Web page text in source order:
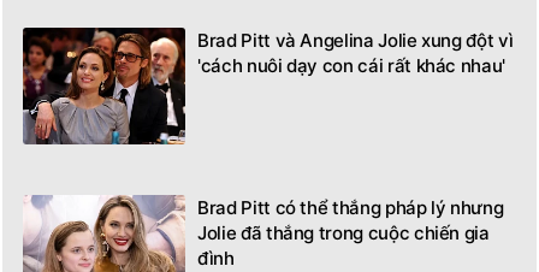
Brad Pitt và Angelina Jolie xung đột vì
'cách nuôi dạy con cái rất khác nhau'
Brad Pitt có thể thắng pháp lý nhưng
Jolie đã thắng trong cuộc chiến gia
đình